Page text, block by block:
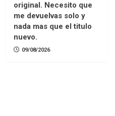
original. Necesito que
me devuelvas solo y
nada mas que el titulo
nuevo.
09/08/2026